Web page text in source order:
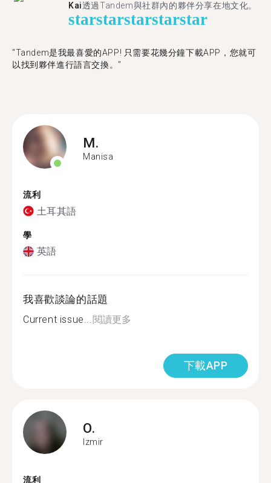
Kai透過Tandem與社群內的夥伴分享在地文化。
starstarstarstarstar
"Tandem是我最喜愛的APP! 只需要花幾分鐘下載APP，您就可
以找到夥伴進行語言交換。"
M.
Manisa
流利
土耳其語
學
英語
我喜歡談論的話題
Current issue...閱讀更多
下載APP
O.
Izmir
流利